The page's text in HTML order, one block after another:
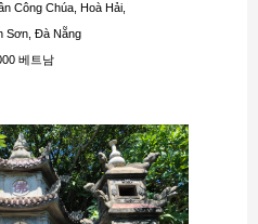
Công Chúa, Hoà Hải,
Sơn, Đà Nẵng
베트남